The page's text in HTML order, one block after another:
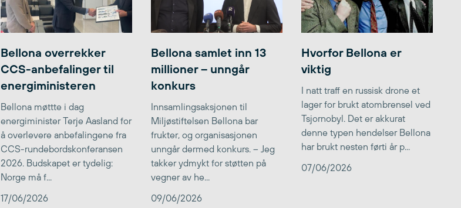
Bellona overrekker
CCS-anbefalinger til
energiministeren
Bellona møttte i dag
energiminister Terje Aasland for
å overlevere anbefalingene fra
CCS-rundebordskonferansen
2026. Budskapet er tydelig:
Norge må f...
17/06/2026
Bellona samlet inn 13
millioner – unngår
konkurs
Innsamlingsaksjonen til
Miljøstiftelsen Bellona bar
frukter, og organisasjonen
unngår dermed konkurs. – Jeg
takker ydmykt for støtten på
vegner av he...
09/06/2026
Hvorfor Bellona er
viktig
I natt traff en russisk drone et
lager for brukt atombrensel ved
Tsjornobyl. Det er akkurat
denne typen hendelser Bellona
har brukt nesten førti år p...
07/06/2026